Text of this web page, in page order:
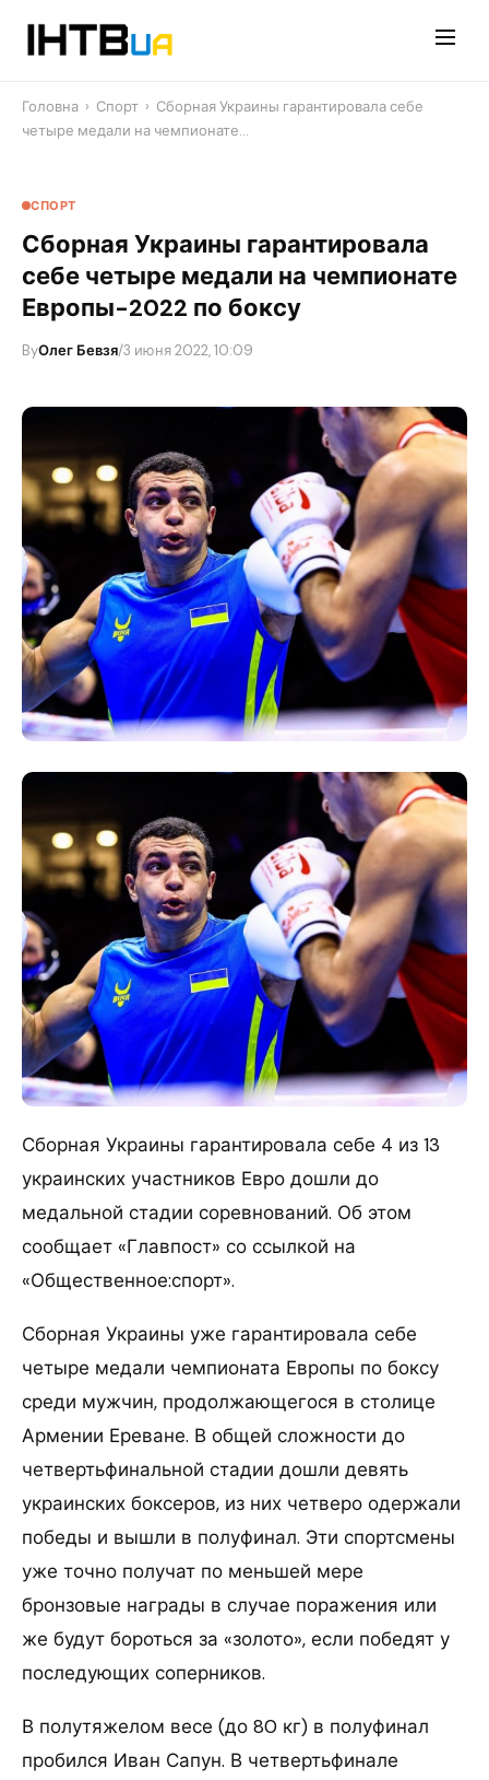
Головна › Спорт › Сборная Украины гарантировала себе
четыре медали на чемпионате…
СПОРТ
Сборная Украины гарантировала
себе четыре медали на чемпионате
Европы-2022 по боксу
ByОлег Бевзя/3 июня 2022, 10:09
Сборная Украины гарантировала себе 4 из 13
украинских участников Евро дошли до
медальной стадии соревнований. Об этом
сообщает «Главпост» со ссылкой на
«Общественное:спорт».
Сборная Украины уже гарантировала себе
четыре медали чемпионата Европы по боксу
среди мужчин, продолжающегося в столице
Армении Ереване. В общей сложности до
четвертьфинальной стадии дошли девять
украинских боксеров, из них четверо одержали
победы и вышли в полуфинал. Эти спортсмены
уже точно получат по меньшей мере
бронзовые награды в случае поражения или
же будут бороться за «золото», если победят у
последующих соперников.
В полутяжелом весе (до 80 кг) в полуфинал
пробился Иван Сапун. В четвертьфинале